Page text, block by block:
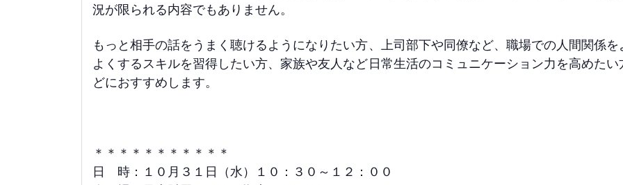
況が限られる内容でもありません。
もっと相手の話をうまく聴けるようになりたい方、上司部下や同僚など、職場での人間関係を
よくするスキルを習得したい方、家族や友人など日常生活のコミュニケーション力を高めたい
どにおすすめします。
＊＊＊＊＊＊＊＊＊＊＊
日 時：１０月３１日（水）１０：３０～１２：００